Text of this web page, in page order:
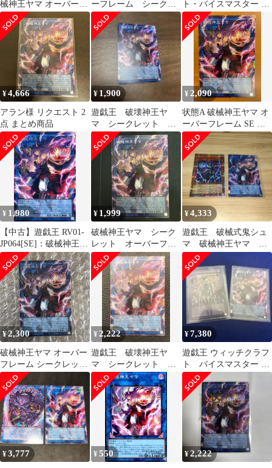
械神王ヤマ オーバーフ
レーム シークレット
ーフレーム シークレ
ットレア 遊戯王
ト・バイスマスター 破
械神王ヤマ オーバーフ
レーム
¥4,666
アラン様 リクエスト 2
点 まとめ商品
¥ 1,900
遊戯王 破壊神王ヤ
マ シークレット オ
ーバーフレーム
¥ 2,090
状態A 破械神王ヤマ オ
ーバーフレーム SE シ
ークレット RV01-JP064
遊戯王デュエルモンス
ターズ
¥ 1,980
【中古】遊戯王 RV01-
JP064[SE]：破械神王ヤ
マ(オーバーフレーム
版)
¥ 1,999
破械神王ヤマ シーク
レット オーバーフレ
ーム
¥4,333
遊戯王 破械式鬼シュ
マ 破械神王ヤマ プ
リズマ オーバーフレ
ーム シークレット
¥2,300
破械神王ヤマ オーバー
フレーム シークレット
遊戯王
¥ 2,222
遊戯王 破壊神王ヤ
マ シークレット オ
ーバーフレーム
¥7,380
遊戯王 ウィッチクラフ
ト バイスマスター 破
械神王ヤマ オーバー
フレーム
¥3,777 ¥550 ¥2,222